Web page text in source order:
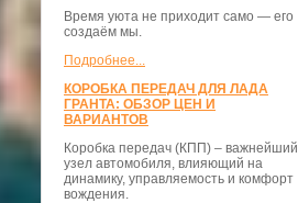
Время уюта не приходит само — его
создаём мы.
Подробнее...
КОРОБКА ПЕРЕДАЧ ДЛЯ ЛАДА
ГРАНТА: ОБЗОР ЦЕН И
ВАРИАНТОВ
Коробка передач (КПП) – важнейший
узел автомобиля, влияющий на
динамику, управляемость и комфорт
вождения.